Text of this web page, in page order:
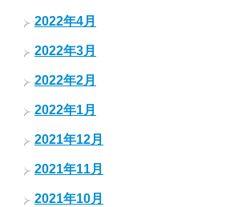
2022年4月
2022年3月
2022年2月
2022年1月
2021年12月
2021年11月
2021年10月